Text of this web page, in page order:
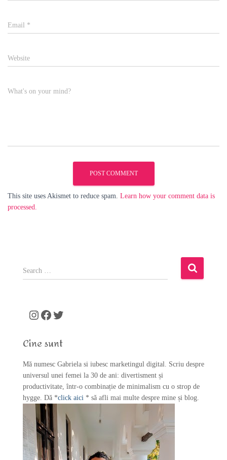
Email *
Website
What's on your mind?
This site uses Akismet to reduce spam. Learn how your comment data is
processed.
S
e
o
:
Instagram Facebook Twitter
Cine sunt
Mă numesc Gabriela si iubesc marketingul digital. Scriu despre
universul unei femei la 30 de ani: divertisment și
productivitate, într-o combinație de minimalism cu o strop de
hygge. Dă *click aici * să afli mai multe despre mine și blog.